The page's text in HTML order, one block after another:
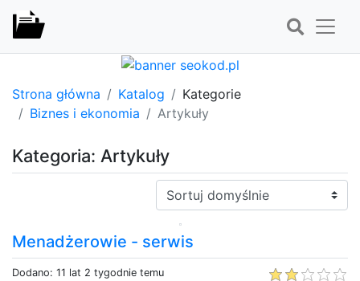
Strona główna Katalog
Kategorie
Biznes i ekonomia
Artykuły
Kategoria: Artykuły
Sortuj:
Menadżerowie - serwis
Dodano: 11 lat 2 tygodnie temu